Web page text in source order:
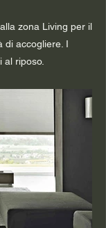
zona Living per il
di accogliere. I
al riposo.